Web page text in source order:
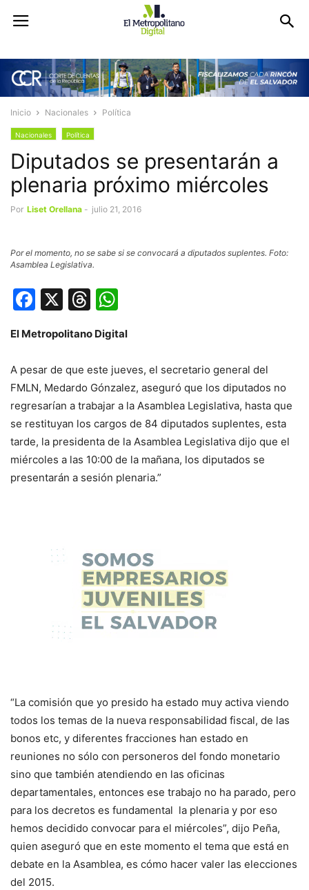
Inicio Nacionales Política
Nacionales Política
Diputados se presentarán a
plenaria próximo miércoles
Por Liset Orellana - julio 21, 2016
Por el momento, no se sabe si se convocará a diputados suplentes. Foto:
Asamblea Legislativa.
Facebook
X Threads
El Metropolitano Digital
A pesar de que este jueves, el secretario general del
FMLN, Medardo Gónzalez, aseguró que los diputados no
regresarían a trabajar a la Asamblea Legislativa, hasta que
se restituyan los cargos de 84 diputados suplentes, esta
tarde, la presidenta de la Asamblea Legislativa dijo que el
miércoles a las 10:00 de la mañana, los diputados se
presentarán a sesión plenaria.”
“La comisión que yo presido ha estado muy activa viendo
todos los temas de la nueva responsabilidad fiscal, de las
bonos etc, y diferentes fracciones han estado en
reuniones no sólo con personeros del fondo monetario
sino que también atendiendo en las oficinas
departamentales, entonces ese trabajo no ha parado, pero
para los decretos es fundamental la plenaria y por eso
hemos decidido convocar para el miércoles”, dijo Peña,
quien aseguró que en este momento el tema que está en
debate en la Asamblea, es cómo hacer valer las elecciones
del 2015.